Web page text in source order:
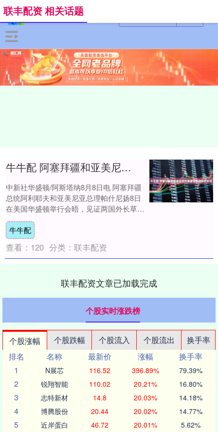
联丰配资 相关话题
牛牛配 阿塞拜疆和亚美尼亚在华盛顿草签和平协议
中新社华盛顿/阿斯塔纳8月8日电 阿塞拜疆
总统阿利耶夫和亚美尼亚总理帕什尼扬8日
在美国华盛顿举行会晤，见证两国外长草签
一项旨在推动关系正常化的和平协议文本。
根....
牛牛配
查看： 120 分类： 联丰配资
联丰配资文章已加载完成
个股实时涨跌榜
个股涨幅 个股跌幅 个股流入 个股流出
换手率
排名
名称 最新价 涨幅
换手率
1
N展芯 116.52 396.89% 79.39%
2 锐翔智能 110.02 20.21% 16.80%
3 志特新材 14.8 20.03% 14.18%
4 博腾股份 20.44 20.02% 14.77%
5 近岸蛋白 46.72 20.01% 5.62%